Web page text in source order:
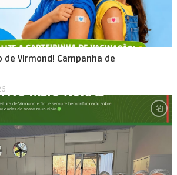
Virmond! Campanha de